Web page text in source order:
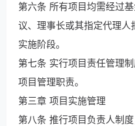
第六条 所有项目均需经过
议、理事长或其指定代理
实施阶段。
第七条 实行项目责任管理
项目管理职责。
第三章 项目实施管理
第八条 推行项目负责人制